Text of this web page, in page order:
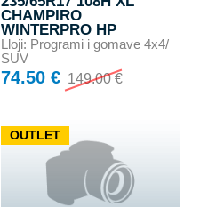
CHAMPIRO
WINTERPRO HP
Lloji: Programi i gomave 4x4/
SUV
74.50 € 149.00 €
OUTLET